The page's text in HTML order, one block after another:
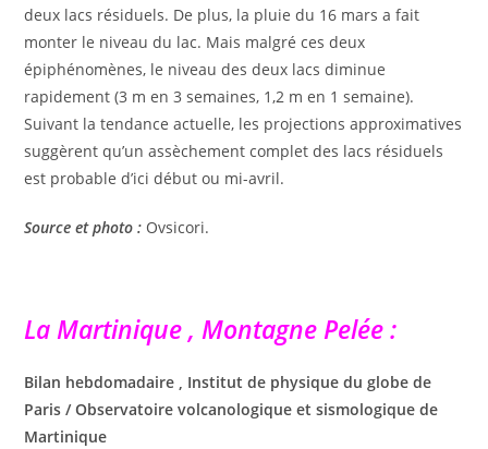
deux lacs résiduels. De plus, la pluie du 16 mars a fait
monter le niveau du lac. Mais malgré ces deux
épiphénomènes, le niveau des deux lacs diminue
rapidement (3 m en 3 semaines, 1,2 m en 1 semaine).
Suivant la tendance actuelle, les projections approximatives
suggèrent qu’un assèchement complet des lacs résiduels
est probable d’ici début ou mi-avril.
Source et photo : Ovsicori.
La Martinique , Montagne Pelée :
Bilan hebdomadaire , Institut de physique du globe de
Paris / Observatoire volcanologique et sismologique de
Martinique